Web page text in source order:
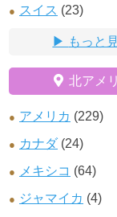
スイス (23)
もっと
北アメ
アメリカ (229)
カナダ(24)
メキシコ (64)
ジャマイカ (4)